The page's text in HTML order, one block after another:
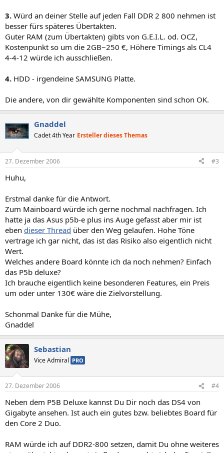
3. Würd an deiner Stelle auf jeden Fall DDR 2 800 nehmen ist
besser fürs späteres Übertakten.
Guter RAM (zum Übertakten) gibts von G.E.I.L. od. OCZ,
Kostenpunkt so um die 2GB~250 €, Höhere Timings als CL4
4-4-12 würde ich ausschließen.
4. HDD - irgendeine SAMSUNG Platte.
Die andere, von dir gewählte Komponenten sind schon OK.
Gnaddel
Cadet 4th Year Ersteller dieses Themas
27. Dezember 2006 #3
Huhu,
Erstmal danke für die Antwort.
Zum Mainboard würde ich gerne nochmal nachfragen. Ich
hatte ja das Asus p5b-e plus ins Auge gefasst aber mir ist
eben dieser Thread über den Weg gelaufen. Hohe Töne
vertrage ich gar nicht, das ist das Risiko also eigentlich nicht
Wert.
Welches andere Board könnte ich da noch nehmen? Einfach
das P5b deluxe?
Ich brauche eigentlich keine besonderen Features, ein Preis
um oder unter 130€ wäre die Zielvorstellung.
Schonmal Danke für die Mühe,
Gnaddel
Sebastian
Vice Admiral PRO
27. Dezember 2006 #4
Neben dem P5B Deluxe kannst Du Dir noch das DS4 von
Gigabyte ansehen. Ist auch ein gutes bzw. beliebtes Board für
den Core 2 Duo.
RAM würde ich auf DDR2-800 setzen, damit Du ohne weiteres